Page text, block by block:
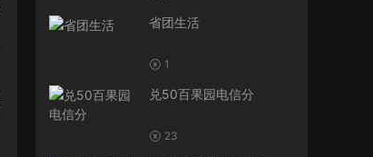
省团生活
1
兑50百果园电信分
23